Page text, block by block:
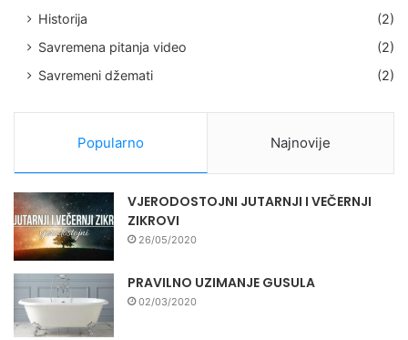
Historija
(2)
Savremena pitanja video
(2)
Savremeni džemati
(2)
Popularno Najnovije
VJERODOSTOJNI JUTARNJI I VEČERNJI
ZIKROVI
26/05/2020
PRAVILNO UZIMANJE GUSULA
02/03/2020